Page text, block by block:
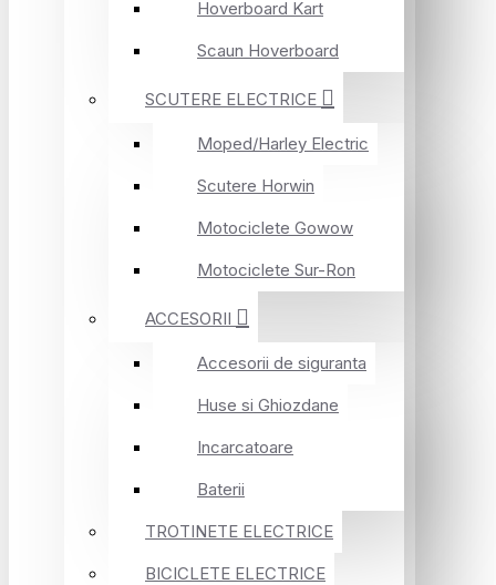
Hoverboard Kart
Scaun Hoverboard
SCUTERE ELECTRICE
Moped/Harley Electric
Scutere Horwin
Motociclete Gowow
Motociclete Sur-Ron
ACCESORII
Accesorii de siguranta
Huse si Ghiozdane
Incarcatoare
Baterii
TROTINETE ELECTRICE
BICICLETE ELECTRICE